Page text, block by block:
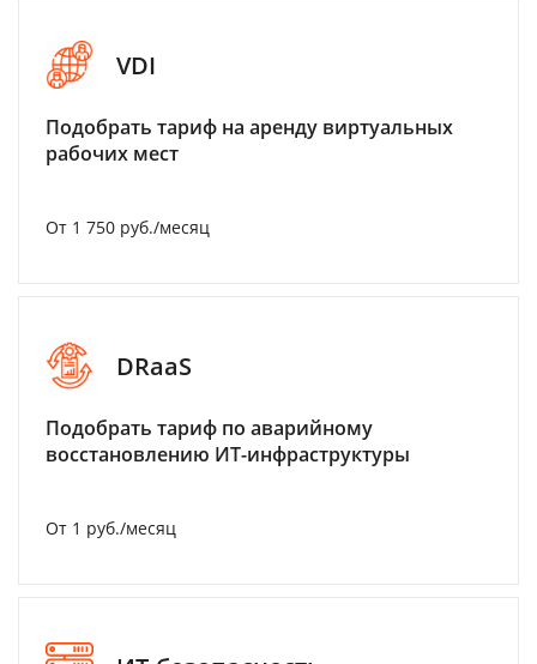
VDI
Подобрать тариф на аренду виртуальных
рабочих мест
От 1 750 руб./месяц
DRaaS
Подобрать тариф по аварийному
восстановлению ИТ-инфраструктуры
От 1 руб./месяц